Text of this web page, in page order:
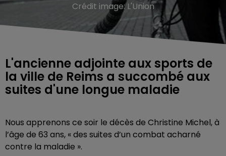
Crédit image:L'Union
L'ancienne adjointe aux sports de
la ville de Reims a succombé aux
suites d'une longue maladie
Nous apprenons ce soir le décès de Christine Michel, à
l’âge de 63 ans, « des suites d’un combat acharné
contre la maladie ».